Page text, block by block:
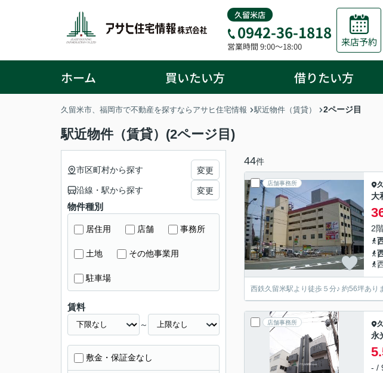
久留米店
0942-36-1818
営業時間 9:00～18:00 来店予約
ホーム 買いたい方 借りたい方
久留米市、福岡市で不動産を探すならアサヒ住宅情報 駅近物件（賃貸） 2ページ目
駅近物件（賃貸）(2ページ目)
44件
店舗事務所
大
2
西鉄久留米駅より徒歩５分♪ 約56坪あり
店舗事務所
永
- /
市区町村から探す 変更
沿線・駅から探す 変更
物件種別
居住用 店舗 事務所
土地 その他事業用
駐車場
賃料
～
敷金・保証金なし